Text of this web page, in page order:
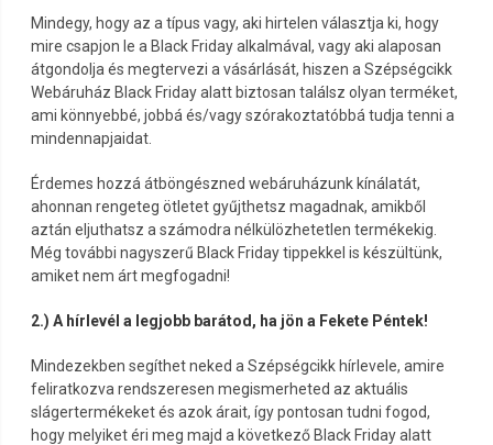
Mindegy, hogy az a típus vagy, aki hirtelen választja ki, hogy
mire csapjon le a Black Friday alkalmával, vagy aki alaposan
átgondolja és megtervezi a vásárlását, hiszen a Szépségcikk
Webáruház Black Friday alatt biztosan találsz olyan terméket,
ami könnyebbé, jobbá és/vagy szórakoztatóbbá tudja tenni a
mindennapjaidat.
Érdemes hozzá átböngészned webáruházunk kínálatát,
ahonnan rengeteg ötletet gyűjthetsz magadnak, amikből
aztán eljuthatsz a számodra nélkülözhetetlen termékekig.
Még további nagyszerű Black Friday tippekkel is készültünk,
amiket nem árt megfogadni!
2.) A hírlevél a legjobb barátod, ha jön a Fekete Péntek!
Mindezekben segíthet neked a Szépségcikk hírlevele, amire
feliratkozva rendszeresen megismerheted az aktuális
slágertermékeket és azok árait, így pontosan tudni fogod,
hogy melyiket éri meg majd a következő Black Friday alatt